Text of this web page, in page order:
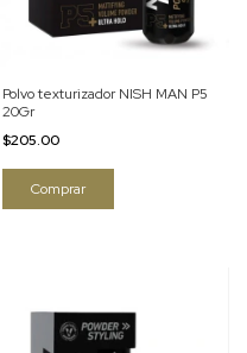
Polvo texturizador NISH MAN P5
20Gr
$205.00